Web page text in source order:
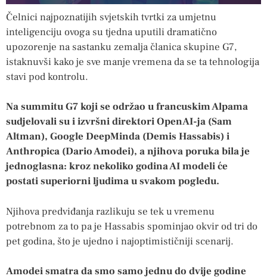
Čelnici najpoznatijih svjetskih tvrtki za umjetnu
inteligenciju ovoga su tjedna uputili dramatično
upozorenje na sastanku zemalja članica skupine G7,
istaknuvši kako je sve manje vremena da se ta tehnologija
stavi pod kontrolu.
Na summitu G7 koji se održao u francuskim Alpama
sudjelovali su i izvršni direktori OpenAI-ja (Sam
Altman), Google DeepMinda (Demis Hassabis) i
Anthropica (Dario Amodei), a njihova poruka bila je
jednoglasna: kroz nekoliko godina AI modeli će
postati superiorni ljudima u svakom pogledu.
Njihova predviđanja razlikuju se tek u vremenu
potrebnom za to pa je Hassabis spominjao okvir od tri do
pet godina, što je ujedno i najoptimističniji scenarij.
Amodei smatra da smo samo jednu do dvije godine